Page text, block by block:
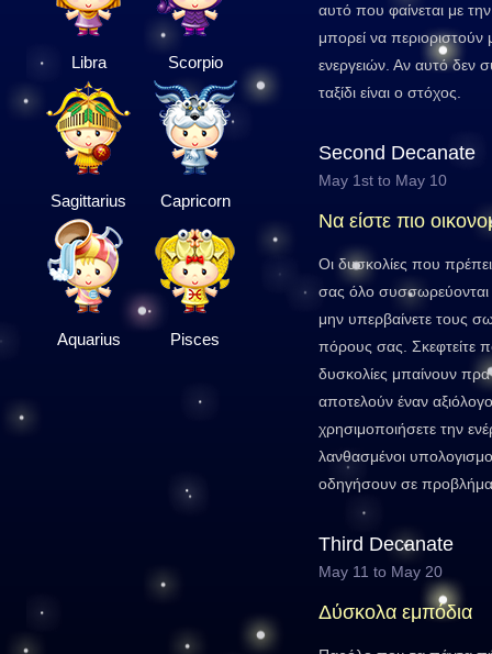
Libra Scorpio
Sagittarius Capricorn
Aquarius Pisces
αυτό που φαίνεται με
μπορεί να
ενεργειών. Αν αυτό δεν
ταξίδι είναι ο στόχος.
Second Decanate
May 1st to May 10
Να είστε πιο
Οι δυσκολίες που
σας όλο
μην υπερβαίνετε τους
πόρους σας. Σκεφτείτε
δυσκολίες μπαίνουν
αποτελούν έναν
χρησιμοποιήσετε την
λανθασμένοι
οδηγήσουν σε
Third Decanate
May 11 to May 20
Δύσκολα εμπόδια